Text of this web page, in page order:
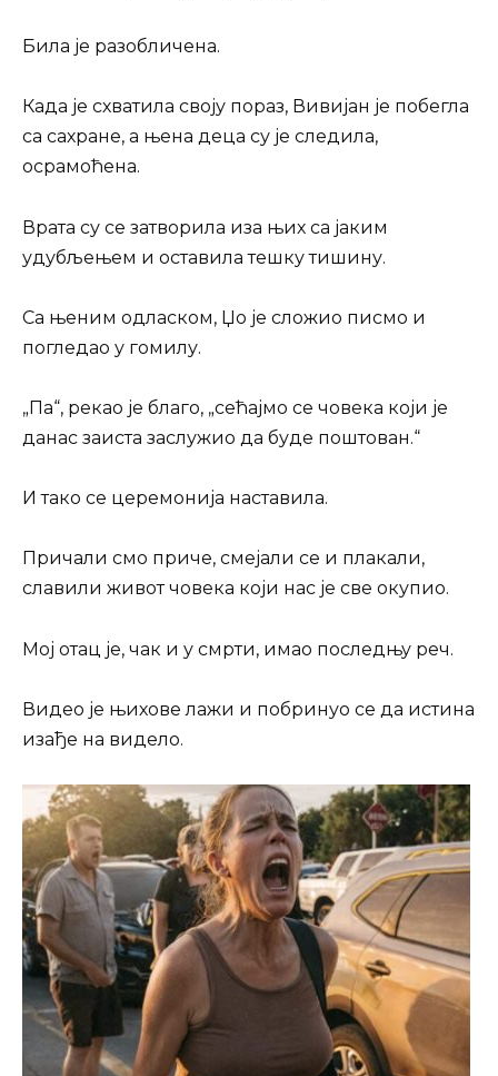
Била је разобличена.
Када је схватила своју пораз, Вивијан је побегла
са сахране, а њена деца су је следила,
осрамоћена.
Врата су се затворила иза њих са јаким
удубљењем и оставила тешку тишину.
Са њеним одласком, Џо је сложио писмо и
погледао у гомилу.
„Па“, рекао је благо, „сећајмо се човека који је
данас заиста заслужио да буде поштован.“
И тако се церемонија наставила.
Причали смо приче, смејали се и плакали,
славили живот човека који нас је све окупио.
Мој отац је, чак и у смрти, имао последњу реч.
Видео је њихове лажи и побринуо се да истина
изађе на видело.